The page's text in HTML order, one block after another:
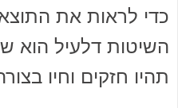
כדי לראות את
השיטות דלעיל הוא
תהיו חזקים וחיו